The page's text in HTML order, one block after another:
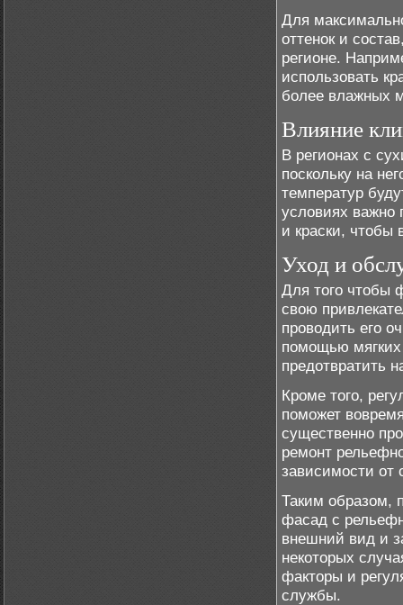
Для
оттенок и
регионе.
использовать
более влажных
Влияние
В регионах с
поскольку на
температур
условиях важно
и краски, чтобы
Уход и
Для того чтобы
свою
проводить его
помощью
предотвратить
Кроме того,
поможет
существенно
ремонт
зависимости от
Таким образом,
фасад с
внешний вид и
некоторых
факторы и
службы.